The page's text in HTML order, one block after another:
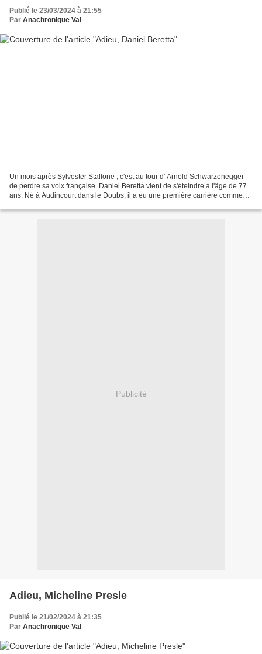
Publié le 23/03/2024 à 21:55
Par Anachronique Val
Un mois après Sylvester Stallone , c'est au tour d' Arnold Schwarzenegger
de perdre sa voix française. Daniel Beretta vient de s'éteindre à l'âge de 77
ans. Né à Audincourt dans le Doubs, il a eu une première carrière comme
Publicité
Adieu, Micheline Presle
Publié le 21/02/2024 à 21:35
Par Anachronique Val